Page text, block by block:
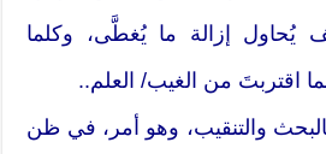
يُحاول إزالة ما يُغطَّى، وكلما
اقتربتَ من الغيب/ العلم..
والتنقيب، وهو أمر، في ظن